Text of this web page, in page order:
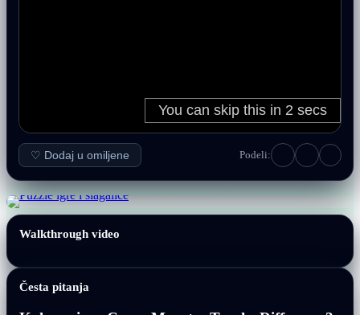
♡ Dodaj u omiljene Podeli:
Walkthrough video
Česta pitanja